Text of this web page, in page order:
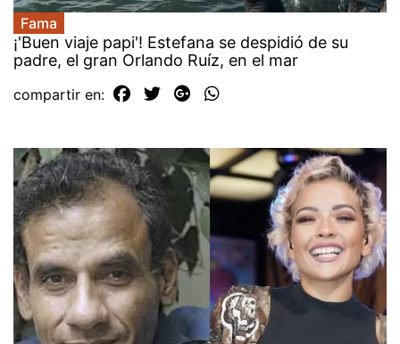
Fama
¡'Buen viaje papi'! Estefana se despidió de su
padre, el gran Orlando Ruíz, en el mar
compartir en: